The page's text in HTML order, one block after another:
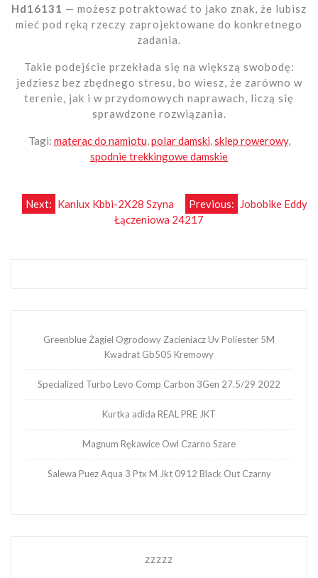
Hd16131 — możesz potraktować to jako znak, że lubisz
mieć pod ręką rzeczy zaprojektowane do konkretnego
zadania.
Takie podejście przekłada się na większą swobodę:
jedziesz bez zbędnego stresu, bo wiesz, że zarówno w
terenie, jak i w przydomowych naprawach, liczą się
sprawdzone rozwiązania.
Tagi: materac do namiotu,polar damski,sklep rowerowy,
spodnie trekkingowe damskie
Nawigacja
Previous: Jobobike Eddy
Next: Kanlux Kbbi-2X28 Szyna
Łączeniowa 24217
Greenblue Żagiel Ogrodowy Zacieniacz Uv Poliester 5M
Kwadrat Gb505 Kremowy
Specialized Turbo Levo Comp Carbon 3Gen 27.5/29 2022
Kurtka adida REAL PRE JKT
Magnum Rękawice Owl Czarno Szare
Salewa Puez Aqua 3 Ptx M Jkt 0912 Black Out Czarny
zzzzz